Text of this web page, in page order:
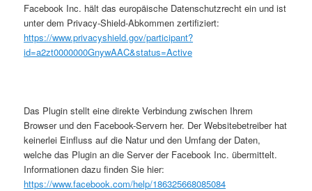
Facebook Inc. hält das europäische Datenschutzrecht ein und ist
unter dem Privacy-Shield-Abkommen zertifiziert:
https://www.privacyshield.gov/participant?
id=a2zt0000000GnywAAC&status=Active
Das Plugin stellt eine direkte Verbindung zwischen Ihrem
Browser und den Facebook-Servern her. Der Websitebetreiber hat
keinerlei Einfluss auf die Natur und den Umfang der Daten,
welche das Plugin an die Server der Facebook Inc. übermittelt.
Informationen dazu finden Sie hier:
https://www.facebook.com/help/186325668085084